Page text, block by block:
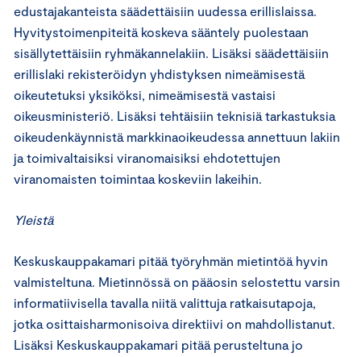
edustajakanteista säädettäisiin uudessa erillislaissa.
Hyvitystoimenpiteitä koskeva sääntely puolestaan
sisällytettäisiin ryhmäkannelakiin. Lisäksi säädettäisiin
erillislaki rekisteröidyn yhdistyksen nimeämisestä
oikeutetuksi yksiköksi, nimeämisestä vastaisi
oikeusministeriö. Lisäksi tehtäisiin teknisiä tarkastuksia
oikeudenkäynnistä markkinaoikeudessa annettuun lakiin
ja toimivaltaisiksi viranomaisiksi ehdotettujen
viranomaisten toimintaa koskeviin lakeihin.
Yleistä
Keskuskauppakamari pitää työryhmän mietintöä hyvin
valmisteltuna. Mietinnössä on pääosin selostettu varsin
informatiivisella tavalla niitä valittuja ratkaisutapoja,
jotka osittaisharmonisoiva direktiivi on mahdollistanut.
Lisäksi Keskuskauppakamari pitää perusteltuna jo